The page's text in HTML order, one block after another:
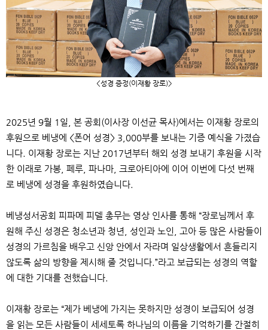
<성경 증정(이재황 장로)>
2025년 9월 1 일 본 공회 (이사장 이선균 목사)에서는 이재황 장로의
후원으로 베냉에 <폰어 성경> 3,000부를 보내는 기증 예식을 가졌습
니다
이재황 장로는 지난 2017년부터 해외 성경 보내기 후원을 시작
한 이래로 가봉 페루 파나마
크로아티아에 이어 이번에 다섯 번째
로 베냉에 성경을 후원하였습니다
베냉성서공회 피파메 피델 총무는 영상 인사를 통해 “장로님께서 후
원해 주신 성경은 청소년과 청년
성인과 노인
고아 등 많은 사람들이
성경의 가르침을 배우고 신앙 안에서 자라며 일상생활에서 흔들리지
않도록 삶의 방향을 제시해 줄 것입니다 .”라고 보급되는 성경의 역할
에 대한 기대를 전했습니다
이재황 장로는 “제가 베냉에 가지는 못하지만 성경이 보급되어 성경
을 읽는 모든 사람들이 세세토록 하나님의 이름을 기억하기를 간절히